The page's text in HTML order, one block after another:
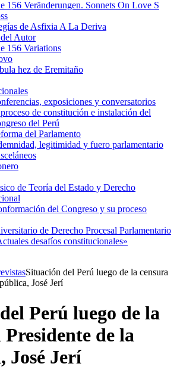
156 Veränderungen. Sonnets On Love S
de Asfixia A La Deriva
Autor
156 Variations
hez de Eremitaño
exposiciones y conversatorios
de constitución e instalación del
del Perú
del Parlamento
legitimidad y fuero parlamentario
de Teoría del Estado y Derecho
del Congreso y su proceso
de Derecho Procesal Parlamentario
desafíos constitucionales»
Situación del Perú luego de la censura
José Jerí
Perú luego de la
Presidente de la
José Jerí